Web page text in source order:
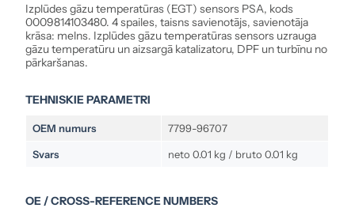
Izplūdes gāzu temperatūras (EGT) sensors PSA, kods
0009814103480. 4 spailes, taisns savienotājs, savienotāja
krāsa: melns. Izplūdes gāzu temperatūras sensors uzrauga
gāzu temperatūru un aizsargā katalizatoru, DPF un turbīnu no
pārkaršanas.
TEHNISKIE PARAMETRI
OEM numurs 7799-96707
Svars neto 0.01 kg / bruto 0.01 kg
OE / CROSS-REFERENCE NUMBERS